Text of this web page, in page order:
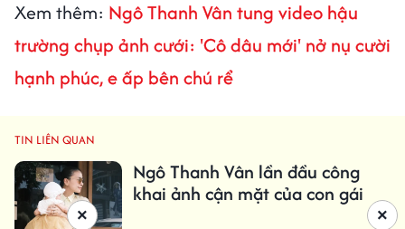
Xem thêm: Ngô Thanh Vân tung video hậu
trường chụp ảnh cưới: 'Cô dâu mới' nở nụ cười
hạnh phúc, e ấp bên chú rể
TIN LIÊN QUAN
Ngô Thanh Vân lần đầu công
khai ảnh cận mặt của con gái
×
×